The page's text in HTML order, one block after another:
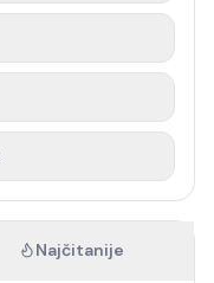
Najčitanije